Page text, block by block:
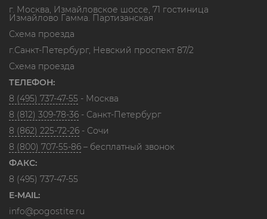
г. Москва, Измайловское шоссе, 71 гостиница
Измайлово Гамма. Партизанская
Схема проезда
г.Санкт-Петербург, Невский проспект 87/2
Схема проезда
ТЕЛЕФОН:
8 (495) 737-47-55 - Москва
8 (812) 309-78-36 - Санкт-Петербург
8 (862) 225-72-26 - Сочи
8 (800) 707-55-86 – бесплатный звонок
ФАКС:
8 (495) 737-47-55
E-MAIL:
info@pogostite.ru